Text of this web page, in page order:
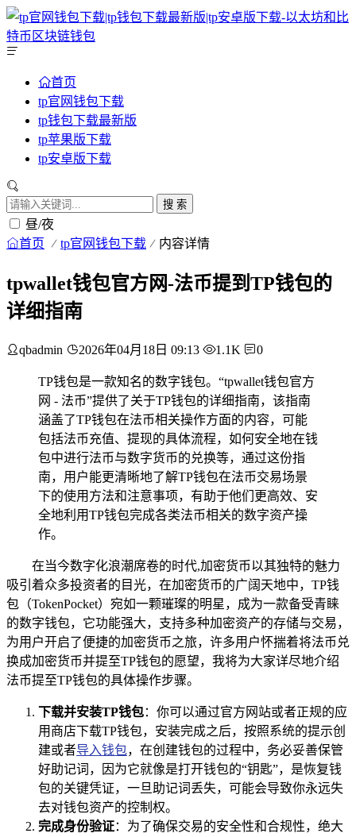
首页
tp官网钱包下载
tp钱包下载最新版
tp苹果版下载
tp安卓版下载
搜 索
昼/夜
首页 tp官网钱包下载 内容详情
tpwallet钱包官方网-法币提到TP钱包的
详细指南
qbadmin 2026年04月18日 09:13 1.1K 0
TP钱包是一款知名的数字钱包。“tpwallet钱包官方
网 - 法币”提供了关于TP钱包的详细指南，该指南
涵盖了TP钱包在法币相关操作方面的内容，可能
包括法币充值、提现的具体流程，如何安全地在钱
包中进行法币与数字货币的兑换等，通过这份指
南，用户能更清晰地了解TP钱包在法币交易场景
下的使用方法和注意事项，有助于他们更高效、安
全地利用TP钱包完成各类法币相关的数字资产操
作。
在当今数字化浪潮席卷的时代,加密货币以其独特的魅力
吸引着众多投资者的目光，在加密货币的广阔天地中，TP钱
包（TokenPocket）宛如一颗璀璨的明星，成为一款备受青睐
的数字钱包，它功能强大，支持多种加密资产的存储与交易，
为用户开启了便捷的加密货币之旅，许多用户怀揣着将法币兑
换成加密货币并提至TP钱包的愿望，我将为大家详尽地介绍
法币提至TP钱包的具体操作步骤。
下载并安装TP钱包：你可以通过官方网站或者正规的应
用商店下载TP钱包，安装完成之后，按照系统的提示创
建或者导入钱包，在创建钱包的过程中，务必妥善保管
好助记词，因为它就像是打开钱包的“钥匙”，是恢复钱
包的关键凭证，一旦助记词丢失，可能会导致你永远失
去对钱包资产的控制权。
完成身份验证：为了确保交易的安全性和合规性，绝大